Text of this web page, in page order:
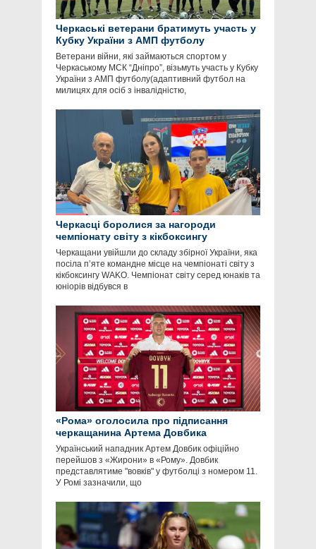
Черкаські ветерани братимуть участь у
Кубку України з АМП футболу
Ветерани війни, які займаються спортом у
Черкаському МСК “Дніпро”, візьмуть участь у Кубку
України з АМП футболу(адаптивний футбол на
милицях для осіб з інвалідністю,
Черкасці боролися за нагороди
чемпіонату світу з кікбоксингу
Черкащани увійшли до складу збірної України, яка
посіла п’яте командне місце на чемпіонаті світу з
кікбоксингу WAKO. Чемпіонат світу серед юнаків та
юніорів відбувся в
«Рома» оголосила про підписання
черкащанина Артема Довбика
Український нападник Артем Довбик офіційно
перейшов з «Жирони» в «Рому». Довбик
представлятиме "вовків" у футболці з номером 11.
У Ромі зазначили, що